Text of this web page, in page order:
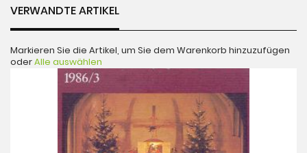
VERWANDTE ARTIKEL
Markieren Sie die Artikel, um Sie dem Warenkorb hinzuzufügen
oderAlle auswählen